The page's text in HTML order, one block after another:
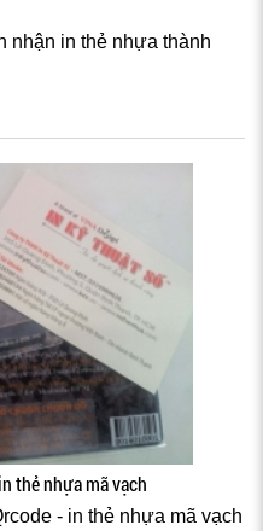
nhận in thẻ nhựa thành
thẻ nhựa mã vạch
- in thẻ nhựa mã vạch